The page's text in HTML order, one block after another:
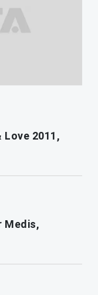
Love 2011,
Medis,